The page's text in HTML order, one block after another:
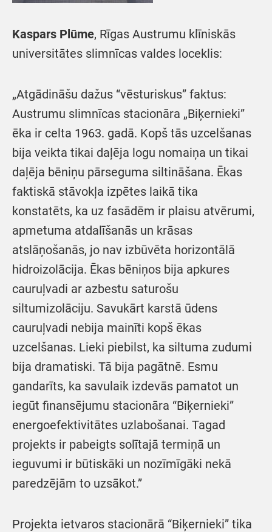
Kaspars Plūme, Rīgas Austrumu klīniskās
universitātes slimnīcas valdes loceklis:
„Atgādināšu dažus “vēsturiskus” faktus:
Austrumu slimnīcas stacionāra „Biķernieki”
ēka ir celta 1963. gadā. Kopš tās uzcelšanas
bija veikta tikai daļēja logu nomaiņa un tikai
daļēja bēniņu pārseguma siltināšana. Ēkas
faktiskā stāvokļa izpētes laikā tika
konstatēts, ka uz fasādēm ir plaisu atvērumi,
apmetuma atdalīšanās un krāsas
atslāņošanās, jo nav izbūvēta horizontālā
hidroizolācija. Ēkas bēniņos bija apkures
cauruļvadi ar azbestu saturošu
siltumizolāciju. Savukārt karstā ūdens
cauruļvadi nebija mainīti kopš ēkas
uzcelšanas. Lieki piebilst, ka siltuma zudumi
bija dramatiski. Tā bija pagātnē. Esmu
gandarīts, ka savulaik izdevās pamatot un
iegūt finansējumu stacionāra “Biķernieki”
energoefektivitātes uzlabošanai. Tagad
projekts ir pabeigts solītajā termiņā un
ieguvumi ir būtiskāki un nozīmīgāki nekā
paredzējām to uzsākot.”
Projekta ietvaros stacionārā “Biķernieki” tika